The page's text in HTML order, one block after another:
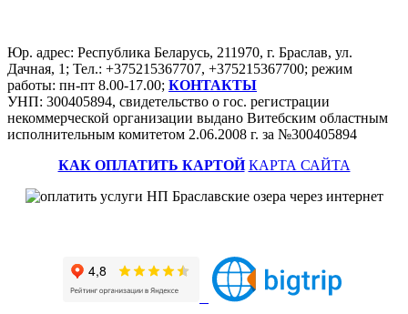
Юр. адрес: Республика Беларусь, 211970, г. Браслав, ул.
Дачная, 1; Тел.: +375215367707, +375215367700; режим
работы: пн-пт 8.00-17.00; КОНТАКТЫ
УНП: 300405894, свидетельство о гос. регистрации
некоммерческой организации выдано Витебским областным
исполнительным комитетом 2.06.2008 г. за №300405894
КАК ОПЛАТИТЬ КАРТОЙ КАРТА САЙТА